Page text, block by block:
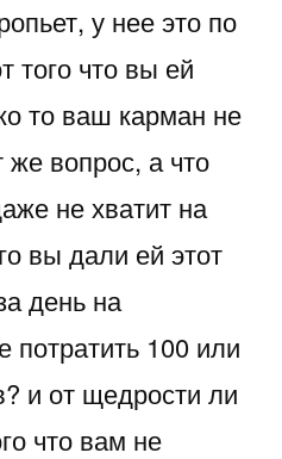
у нее это по
того что вы ей
то ваш карман не
же вопрос, а что
не хватит на
вы дали ей этот
день на
потратить 100 или
и от щедрости ли
что вам не